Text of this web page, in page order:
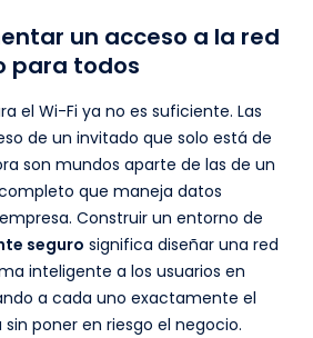
un acceso a la red
para todos
el Wi-Fi ya no es suficiente. Las
de un invitado que solo está de
son mundos aparte de las de un
que maneja datos
Construir un entorno de
seguro significa diseñar una red
inteligente a los usuarios en
a cada uno exactamente el
poner en riesgo el negocio.